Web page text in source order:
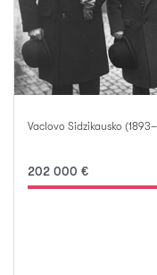
Vaclovo Sidzikausko
202 000 €